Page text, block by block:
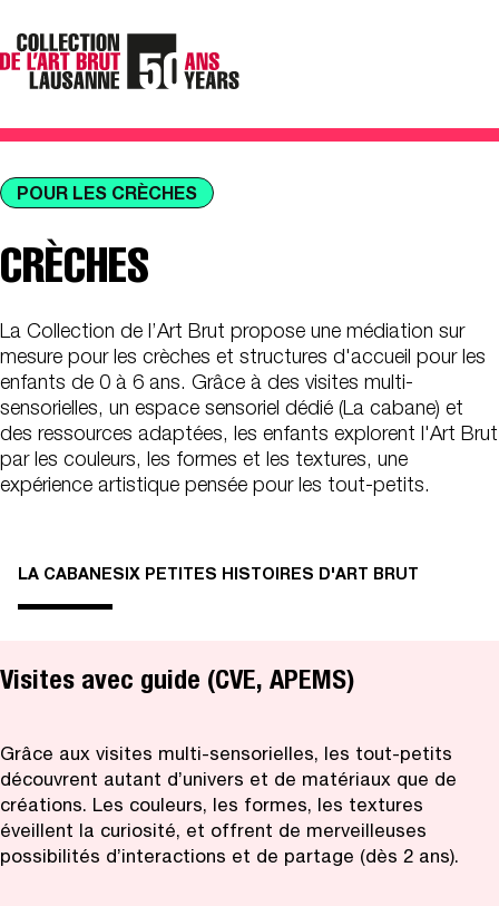
POUR LES CRÈCHES
CRÈCHES
La Collection de l’Art Brut propose une médiation sur
mesure pour les crèches et structures d'accueil pour les
enfants de 0 à 6 ans. Grâce à des visites multi-
sensorielles, un espace sensoriel dédié (La cabane) et
des ressources adaptées, les enfants explorent l'Art Brut
par les couleurs, les formes et les textures, une
expérience artistique pensée pour les tout-petits.
LA CABANESIX PETITES HISTOIRES D'ART BRUT
Visites avec guide (CVE, APEMS)
Grâce aux visites multi-sensorielles, les tout-petits
découvrent autant d’univers et de matériaux que de
créations. Les couleurs, les formes, les textures
éveillent la curiosité, et offrent de merveilleuses
possibilités d’interactions et de partage (dès 2 ans).